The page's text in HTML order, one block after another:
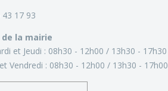
43 17 93
la mairie
et Jeudi : 08h30 - 12h00
13h30 - 17h30
Vendredi : 08h30 - 12h00 13h30 - 17h00